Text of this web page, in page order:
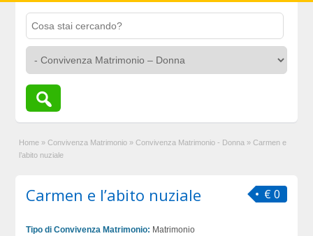
Home » Convivenza Matrimonio » Convivenza Matrimonio - Donna » Carmen e
l’abito nuziale
€ 0
Carmen e l’abito nuziale
Tipo di Convivenza Matrimonio: Matrimonio